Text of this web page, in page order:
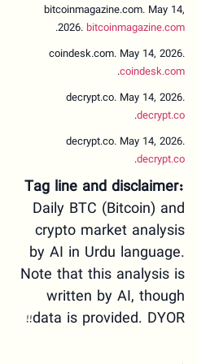
bitcoinmagazine.com. May 14,
2026. bitcoinmagazine.com
.
coindesk.com. May 14, 2026.
coindesk.com
.
decrypt.co. May 14, 2026.
decrypt.co
.
decrypt.co. May 14, 2026.
decrypt.co
.
Tag line and disclaimer:
Daily BTC (Bitcoin) and
crypto market analysis
by AI in Urdu language.
Note that this analysis is
written by AI, though
data is provided. DYOR!!